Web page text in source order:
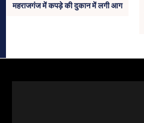
महराजगंज में कपड़े की दुकान में लगी आग